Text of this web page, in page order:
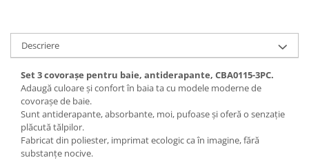
Descriere
Set 3 covorașe pentru baie, antiderapante, CBA0115-3PC.
Adaugă culoare și confort în baia ta cu modele moderne de
covorașe de baie.
Sunt antiderapante, absorbante, moi, pufoase și oferă o senzație
plăcută tălpilor.
Fabricat din poliester, imprimat ecologic ca în imagine, fără
substanțe nocive.